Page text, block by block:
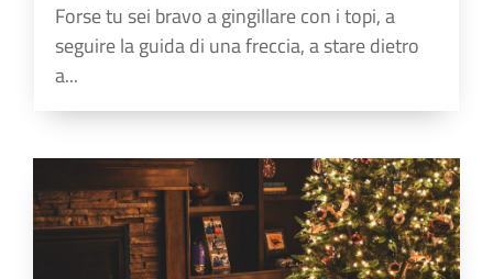
Forse tu sei bravo a gingillare con i topi, a
seguire la guida di una freccia, a stare dietro
a...